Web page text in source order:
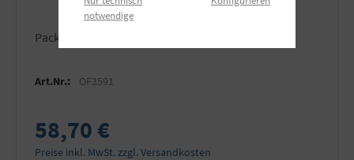
Packung zu jeweils 10 Stück
Art.Nr.: OF3591
58,70 €
Preise inkl. MwSt. zzgl. Versandkosten
notwendige